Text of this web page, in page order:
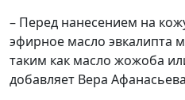
– Перед нанесением на
эфирное масло эвкалипта
таким как масло жожоба
добавляет Вера